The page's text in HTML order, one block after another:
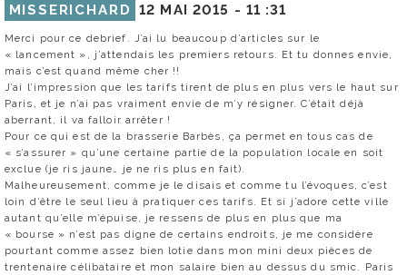
MISSERICHARD 12 MAI 2015 - 11 :31
Merci pour ce debrief. J’ai lu beaucoup d’articles sur le
« lancement », j’attendais les premiers retours. Et tu donnes envie,
mais c’est quand même cher !!
J’ai l’impression que les tarifs tirent de plus en plus vers le haut sur
Paris, et je n’ai pas vraiment envie de m’y résigner. C’était déjà
aberrant, il va falloir arrêter !
Pour ce qui est de la brasserie Barbès, ça permet en tous cas de
« s’assurer » qu’une certaine partie de la population locale en soit
exclue (je ris jaune… je ne ris plus en fait).
Malheureusement, comme je le disais et comme tu l’évoques, c’est
loin d’être le seul lieu à pratiquer ces tarifs. Et si j’adore cette ville
autant qu’elle m’épuise, je ressens de plus en plus que ma
« bourse » n’est pas digne de certains endroits, je me considère
pourtant comme assez bien lotie dans mon mini deux pièces de
trentenaire célibataire et mon salaire bien au dessus du smic. Paris